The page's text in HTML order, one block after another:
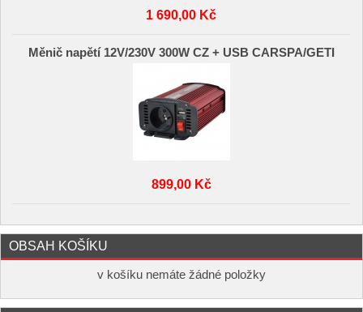
1 690,00 Kč
Měnič napětí 12V/230V 300W CZ + USB CARSPA/GETI
899,00 Kč
OBSAH KOŠÍKU
v košíku nemáte žádné položky